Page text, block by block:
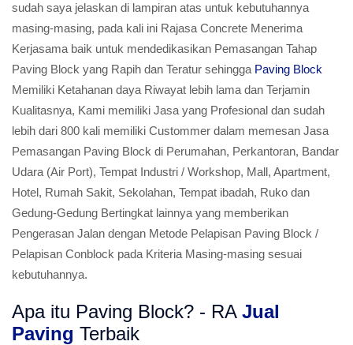
sudah saya jelaskan di lampiran atas untuk kebutuhannya
masing-masing, pada kali ini Rajasa Concrete Menerima
Kerjasama baik untuk mendedikasikan Pemasangan Tahap
Paving Block yang Rapih dan Teratur sehingga Paving Block
Memiliki Ketahanan daya Riwayat lebih lama dan Terjamin
Kualitasnya, Kami memiliki Jasa yang Profesional dan sudah
lebih dari 800 kali memiliki Custommer dalam memesan Jasa
Pemasangan Paving Block di Perumahan, Perkantoran, Bandar
Udara (Air Port), Tempat Industri / Workshop, Mall, Apartment,
Hotel, Rumah Sakit, Sekolahan, Tempat ibadah, Ruko dan
Gedung-Gedung Bertingkat lainnya yang memberikan
Pengerasan Jalan dengan Metode Pelapisan Paving Block /
Pelapisan Conblock pada Kriteria Masing-masing sesuai
kebutuhannya.
Apa itu Paving Block? - RA Jual
Paving Terbaik